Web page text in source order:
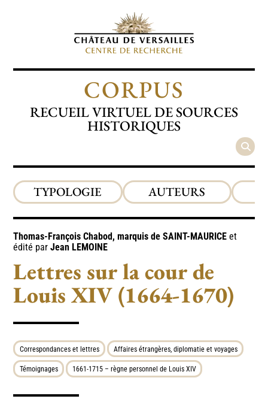
CORPUS
RECUEIL VIRTUEL DE SOURCES
HISTORIQUES
TYPOLOGIE AUTEURS
Thomas-François Chabod, marquis deSAINT-MAURICE et
édité parJean LEMOINE
Lettres sur la cour de
Louis XIV (1664-1670)
Correspondances et lettres Affaires étrangères, diplomatie et voyages
Témoignages 1661-1715 – règne personnel de Louis XIV